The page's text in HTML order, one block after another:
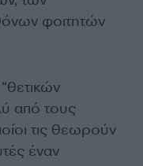
φοιτητών
από τους
τις θεωρούν
έναν